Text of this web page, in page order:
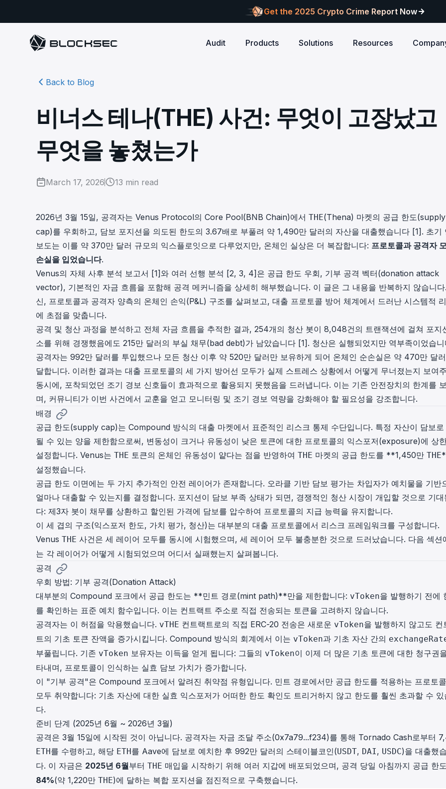
Get the 2025 Crypto Crime Report Now
Audit
robust, reliable, and meets top security
standards.
Infrastructure Audits
other infrastructure stack against
Products
Phalcon Security
Detect every threat, alert what
matters, and block attacks in real-
time.
Safe{Wallet} Monitor
ensure your Safe{Wallet}’s security.
ensure L2 security.
Phalcon Explorer
Visualize, simulate, and debug on-
chain transactions with an intuitive
interface.
Phalcon Compliance Free Trial
Identify illicit activities, manage risks,
Track crypto funds, visualize
transaction flows, and simplify on-
chain investigations.
Crypto AML API
screening APIs for crypto compliance.
Trace.ai
New
Trace stolen crypto with AI-
Solutions
real-time. Safeguard both user assets and your
reputation.
AML/CFT compliance.
attacks at
reputation.
Stablecoin Issuer
Secure your contracts pre-launch and monitor
Build
every layer:
Resources
security audits by Block Sec.
Comprehensive docs to help you build securely
with BlockSec
Security Incidents Library
new.
meets real-world security.
partners shaping the
security landscape.
Back to Blog
비너스 테나(THE) 사건: 무엇이 고장났고
무엇을 놓쳤는가
March 17, 2026 13 min read
2026년 3월 15일, 공격자는 Venus Protocol의 Core Pool(BNB Chain)에서 THE(Thena) 마켓의 공급 한도(supply
cap)를 우회하고, 담보 포지션을 의도된 한도의 3.67배로 부풀려 약 1,490만 달러의 자산을 대출했습니다 [1]. 초기
보도는 이를 약 370만 달러 규모의 익스플로잇으로 다루었지만, 온체인 실상은 더 복잡합니다: 프로토콜과 공격자
손실을 입었습니다.
Venus의 자체 사후 분석 보고서 [1]와 여러 선행 분석 [2, 3, 4]은 공급 한도 우회, 기부 공격 벡터(donation attack
vector), 기본적인 자금 흐름을 포함해 공격 메커니즘을 상세히 해부했습니다. 이 글은 그 내용을 반복하지 않습니다
신, 프로토콜과 공격자 양측의 온체인 손익(P&L) 구조를 살펴보고, 대출 프로토콜 방어 체계에서 드러난 시스템적
에 초점을 맞춥니다.
공격 및 청산 과정을 분석하고 전체 자금 흐름을 추적한 결과, 254개의 청산 봇이 8,048건의 트랜잭션에 걸쳐 포지
소를 위해 경쟁했음에도 215만 달러의 부실 채무(bad debt)가 남았습니다 [1]. 청산은 실행되었지만 역부족이었습니
공격자는 992만 달러를 투입했으나 모든 청산 이후 약 520만 달러만 보유하게 되어 온체인 순손실은 약 470만 달
달합니다. 이러한 결과는 대출 프로토콜의 세 가지 방어선 모두가 실제 스트레스 상황에서 어떻게 무너졌는지 보여
동시에, 포착되었던 조기 경보 신호들이 효과적으로 활용되지 못했음을 드러냅니다. 이는 기존 안전장치의 한계를
며, 커뮤니티가 이번 사건에서 교훈을 얻고 모니터링 및 조기 경보 역량을 강화해야 할 필요성을 강조합니다.
배경
공급 한도(supply cap)는 Compound 방식의 대출 마켓에서 표준적인 리스크 통제 수단입니다. 특정 자산이 담보로
될 수 있는 양을 제한함으로써, 변동성이 크거나 유동성이 낮은 토큰에 대한 프로토콜의 익스포저(exposure)에 상
설정합니다. Venus는 THE 토큰의 온체인 유동성이 얕다는 점을 반영하여 THE 마켓의 공급 한도를 **1,450만 THE
설정했습니다.
공급 한도 이면에는 두 가지 추가적인 안전 레이어가 존재합니다. 오라클 기반 담보 평가는 차입자가 예치물을 기반
얼마나 대출할 수 있는지를 결정합니다. 포지션이 담보 부족 상태가 되면, 경쟁적인 청산 시장이 개입할 것으로 기대
다: 제3자 봇이 채무를 상환하고 할인된 가격에 담보를 압수하여 프로토콜의 지급 능력을 유지합니다.
이 세 겹의 구조(익스포저 한도, 가치 평가, 청산)는 대부분의 대출 프로토콜에서 리스크 프레임워크를 구성합니다.
Venus THE 사건은 세 레이어 모두를 동시에 시험했으며, 세 레이어 모두 불충분한 것으로 드러났습니다. 다음 섹션
는 각 레이어가 어떻게 시험되었으며 어디서 실패했는지 살펴봅니다.
공격
우회 방법: 기부 공격(Donation Attack)
대부분의 Compound 포크에서 공급 한도는 **민트 경로(mint path)**만을 제한합니다: vToken을 발행하기 전에
를 확인하는 표준 예치 함수입니다. 이는 컨트랙트 주소로 직접 전송되는 토큰을 고려하지 않습니다.
공격자는 이 허점을 악용했습니다. vTHE 컨트랙트로의 직접 ERC-20 전송은 새로운 vToken을 발행하지 않고도 컨
트의 기초 토큰 잔액을 증가시킵니다. Compound 방식의 회계에서 이는 vToken과 기초 자산 간의
부풀립니다. 기존 vToken 보유자는 이득을 얻게 됩니다: 그들의 vToken이 이제 더 많은 기초 토큰에 대한 청구권
타내며, 프로토콜이 인식하는 실효 담보 가치가 증가합니다.
이 "기부 공격"은 Compound 포크에서 알려진 취약점 유형입니다. 민트 경로에서만 공급 한도를 적용하는 프로토
모두 취약합니다: 기초 자산에 대한 실효 익스포저가 어떠한 한도 확인도 트리거하지 않고 한도를 훨씬 초과할 수 있
다.
준비 단계 (2025년 6월 ~ 2026년 3월)
공격은 3월 15일에 시작된 것이 아닙니다. 공격자는 자금 조달 주소(0x7a79...f234)를 통해 Tornado Cash로부터
ETH를 수령하고, 해당 ETH를 Aave에 담보로 예치한 후 992만 달러의 스테이블코인(USDT, DAI, USDC)을 대출했
다. 이 자금은 2025년 6월부터 THE 매입을 시작하기 위해 여러 지갑에 배포되었으며, 공격 당일 아침까지 공급 한
84%(약 1,220만 THE)에 달하는 복합 포지션을 점진적으로 구축했습니다.